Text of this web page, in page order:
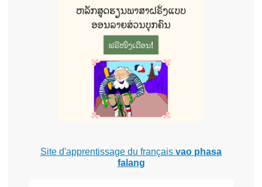
Site d'apprentissage du français vao phasa
falang